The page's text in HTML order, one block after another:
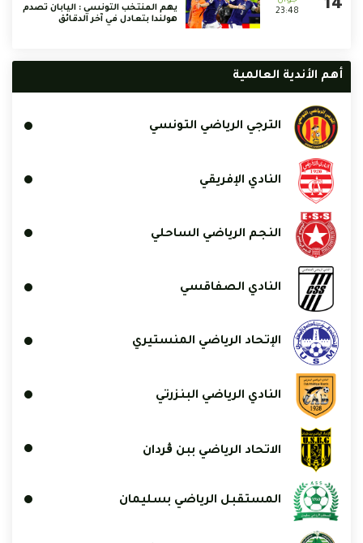
23:48
يهم المنتخب التونسي : اليابان تصدم
هولندا بتعادل في آخر الدقائق
أهم الأندية العالمية
الترجي الرياضي التونسي
النادي الإفريقي
النجم الرياضي الساحلي
النادي الصفاقسي
الإتحاد الرياضي المنستيري
النادي الرياضي البنزرتي
الاتحاد الرياضي ببن ڨردان
المستقبل الرياضي بسليمان